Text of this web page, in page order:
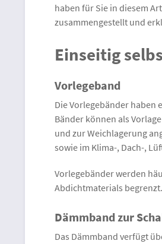
haben für Sie in diesem
zusammengestellt und
Einseitig
Vorlegeband
Die Vorlegebänder haben
Bänder können als
und zur Weichlagerung
sowie im Klima-, Dach-,
Vorlegebänder werden
Abdichtmaterials
Dämmband zur
Das Dämmband verfügt